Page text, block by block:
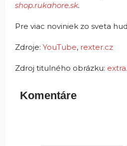
shop.rukahore.sk.
Pre viac noviniek zo sveta
Zdroje: YouTube, rexter.cz
Zdroj titulného obrázku:
Komentáre